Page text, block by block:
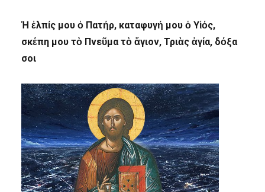
Ἡ ἐλπίς μου ὁ Πατήρ, καταφυγή μου ὁ Υἱός,
σκέπη μου τὸ Πνεῦμα τὸ ἅγιον, Τριὰς ἁγία, δόξα
σοι